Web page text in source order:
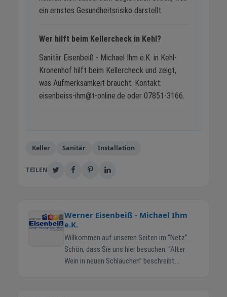
ein ernstes Gesundheitsrisiko darstellt.
Wer hilft beim Kellercheck in Kehl?
Sanitär Eisenbeiß - Michael Ihm e.K. in Kehl-
Kronenhof hilft beim Kellercheck und zeigt,
was Aufmerksamkeit braucht. Kontakt:
eisenbeiss-ihm@t-online.de oder 07851-3166.
Keller Sanitär Installation
TEILEN
Werner Eisenbeiß - Michael Ihm
e.K.
Willkommen auf unseren Seiten im “Netz”.
Schön, dass Sie uns hier besuchen. “Alter
Wein in neuen Schläuchen” beschreibt